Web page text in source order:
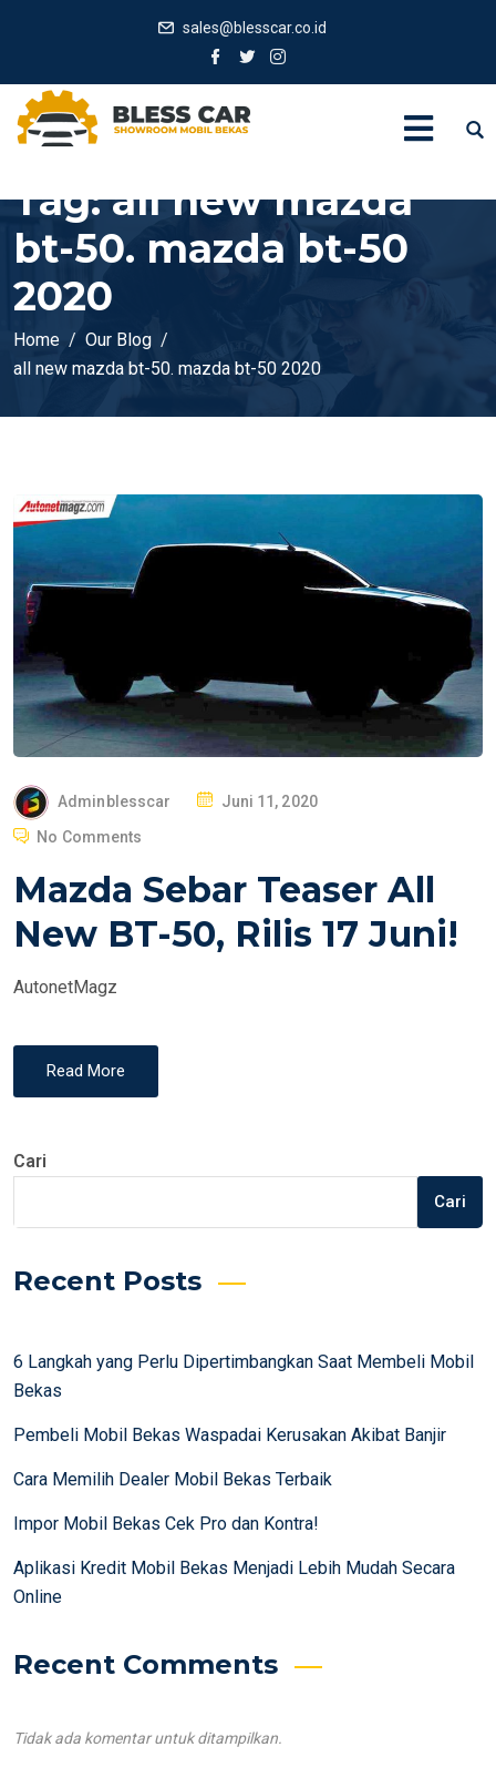
sales@blesscar.co.id
Tag:all new mazda
bt-50. mazda bt-50
2020
Home
Our Blog
all new mazda bt-50. mazda bt-50 2020
Adminblesscar
T
D
Juni 11, 2020
No Comments
Mazda Sebar Teaser All
New BT-50, Rilis 17 Juni!
AutonetMagz
Read More
Cari
Cari
Recent Posts
6 Langkah yang Perlu Dipertimbangkan Saat Membeli Mobil
Bekas
Pembeli Mobil Bekas Waspadai Kerusakan Akibat Banjir
Cara Memilih Dealer Mobil Bekas Terbaik
Impor Mobil Bekas Cek Pro dan Kontra!
Aplikasi Kredit Mobil Bekas Menjadi Lebih Mudah Secara
Online
Recent Comments
Tidak ada komentar untuk ditampilkan.